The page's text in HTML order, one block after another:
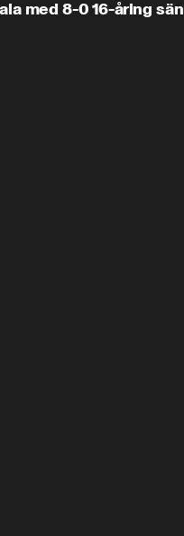
med 8-016-åring